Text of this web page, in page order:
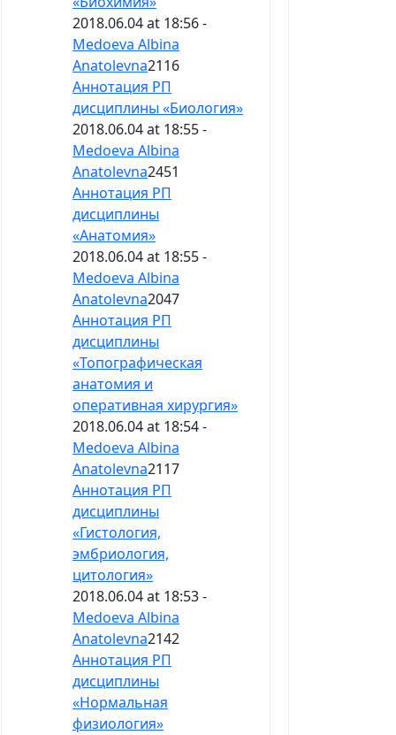
2018.06.04 at 18:56 -
Medoeva Albina
Anatolevna2116
Аннотация РП
дисциплины «Биология»
2018.06.04 at 18:55 -
Medoeva Albina
Anatolevna2451
Аннотация РП
дисциплины
«Анатомия»
2018.06.04 at 18:55 -
Medoeva Albina
Anatolevna2047
Аннотация РП
дисциплины
«Топографическая
анатомия и
оперативная хирургия»
2018.06.04 at 18:54 -
Medoeva Albina
Anatolevna2117
Аннотация РП
дисциплины
«Гистология,
эмбриология,
цитология»
2018.06.04 at 18:53 -
Medoeva Albina
Anatolevna2142
Аннотация РП
дисциплины
«Нормальная
физиология»